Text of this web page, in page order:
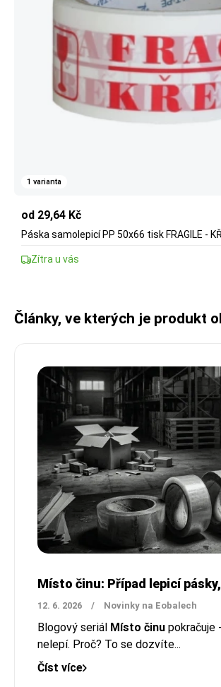
1 varianta
od 29,64 Kč
Páska samolepicí PP 50x66 tisk FRAGILE -
Zítra u vás
Články, ve kterých je produkt
Místo činu: Případ lepicí
12. 6. 2026 / Novinky na Eobalech
Blogový seriál Místo činu pokračuje
nelepí. Proč? To se dozvíte...
Číst více